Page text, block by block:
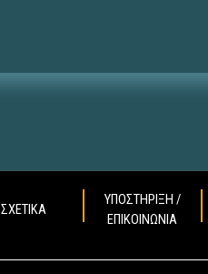
ΣΧΕΤΙΚΑ
ΥΠΟΣΤΗΡΙΞΗ /
ΕΠΙΚΟΙΝΩΝΙΑ